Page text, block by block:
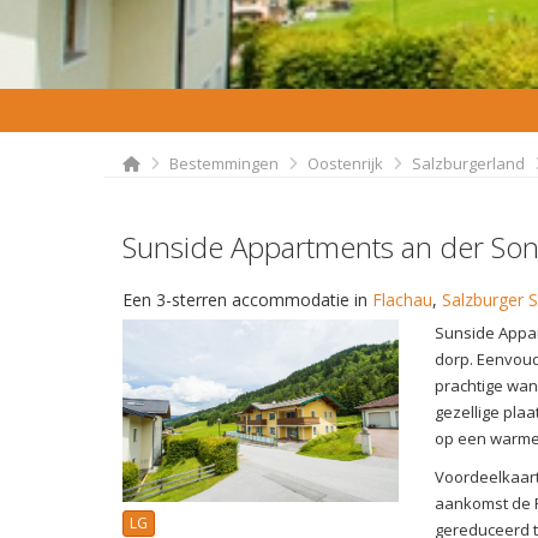
Bestemmingen Oostenrijk Salzburgerland
Sunside Appartments an der
Een 3-sterren accommodatie in Flachau, Salzburger
LG
Sunside
dorp.
prachtige
gezellige
op een
aankomst de
gereduceerd